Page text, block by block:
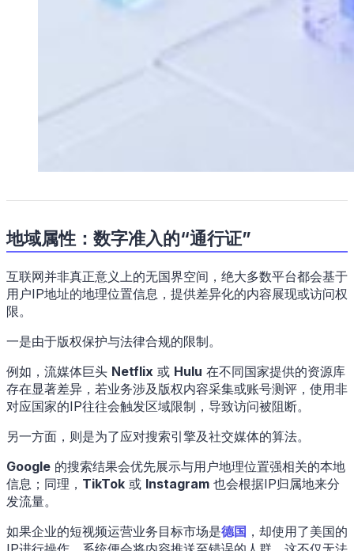
地域属性：数字准入的“通行证”
互联网并非真正意义上的无国界空间，绝大多数平台都会基于
用户IP地址的地理位置信息，提供差异化的内容展现或访问权
限。
一是由于版权保护与法律合规的限制。
例如，流媒体巨头 Netflix 或 Hulu 在不同国家提供的资源库
存在显著差异，若业务涉及版权内容采集或账号测评，使用非
对应国家的IP往往会触发区域限制，导致访问被阻断。
另一方面，则是为了应对搜索引擎及社交媒体的算法。
Google 的搜索结果会优先展示与用户地理位置强相关的本地
信息；同理， TikTok 或 Instagram 也会根据IP归属地来分
发流量。
如果企业的短视频运营业务目标市场是德国 ，却使用了美国的